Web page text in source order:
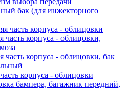
бак (для инжекторного
часть корпуса - облицовки
часть корпуса - облицовки,
часть корпуса - облицовки, бак
корпуса - облицовки
бампера, багажник передний,